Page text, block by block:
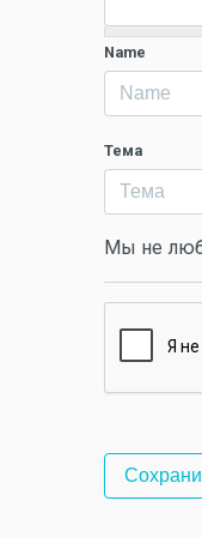
Name
Тема
Мы не